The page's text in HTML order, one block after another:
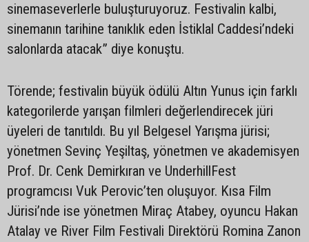
sinemaseverlerle buluşturuyoruz. Festivalin kalbi,
sinemanın tarihine tanıklık eden İstiklal Caddesi’ndeki
salonlarda atacak” diye konuştu.
Törende; festivalin büyük ödülü Altın Yunus için farklı
kategorilerde yarışan filmleri değerlendirecek jüri
üyeleri de tanıtıldı. Bu yıl Belgesel Yarışma jürisi;
yönetmen Sevinç Yeşiltaş, yönetmen ve akademisyen
Prof. Dr. Cenk Demirkıran ve UnderhillFest
programcısı Vuk Perovic’ten oluşuyor. Kısa Film
Jürisi’nde ise yönetmen Miraç Atabey, oyuncu Hakan
Atalay ve River Film Festivali Direktörü Romina Zanon